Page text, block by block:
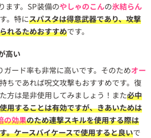
ます。SP装備のやしゃのこんの氷結らん
。特にスパスタは得意武器であり、攻撃
れるためおすすめです。
高い
ガード率も非常に高いです。そのためオー
ちであれば呪文攻撃もおすすめです。復
方は是非使用してみましょう！また必中
用することは有効ですが、きあいためは
の効果のため連撃スキルを使用する際は
。ケースバイケースで使用すると良いで